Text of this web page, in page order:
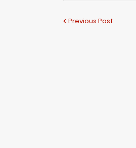
Previous Post